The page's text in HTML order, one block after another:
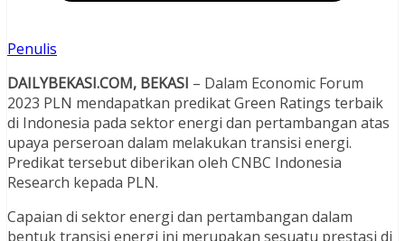
Penulis
DAILYBEKASI.COM, BEKASI – Dalam Economic Forum
2023 PLN mendapatkan predikat Green Ratings terbaik
di Indonesia pada sektor energi dan pertambangan atas
upaya perseroan dalam melakukan transisi energi.
Predikat tersebut diberikan oleh CNBC Indonesia
Research kepada PLN.
Capaian di sektor energi dan pertambangan dalam
bentuk transisi energi ini merupakan sesuatu prestasi di